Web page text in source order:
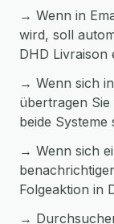
→ Wenn in
wird, soll
DHD Livraison
→ Wenn sich
übertragen Sie
beide
→ Wenn sich
Folgeaktion in
→